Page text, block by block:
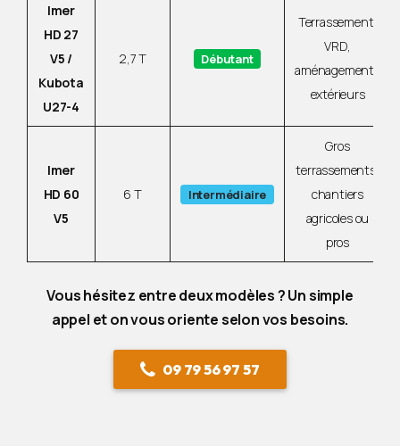
Imer
HD 27
V5 /
Kubota
U27-4
2,7 T Débutant
Terrassement,
VRD,
aménagements
extérieurs
Imer
HD 60
V5
6 T Intermédiaire
Gros
terrassements,
chantiers
agricoles ou
pros
Vous hésitez entre deux modèles ? Un simple
appel et on vous oriente selon vos besoins.
09 79 56 97 57